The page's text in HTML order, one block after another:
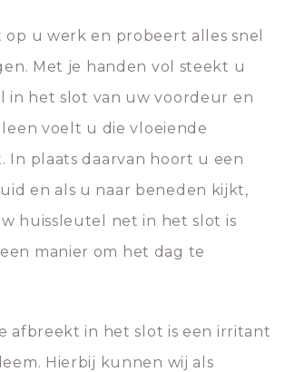
op u werk en probeert alles snel
Met je handen vol steekt u
in het slot van uw voordeur en
voelt u die vloeiende
In plaats daarvan hoort u een
en als u naar beneden kijkt,
huissleutel net in het slot is
manier om het dag te
afbreekt in het slot is een irritant
Hierbij kunnen wij als